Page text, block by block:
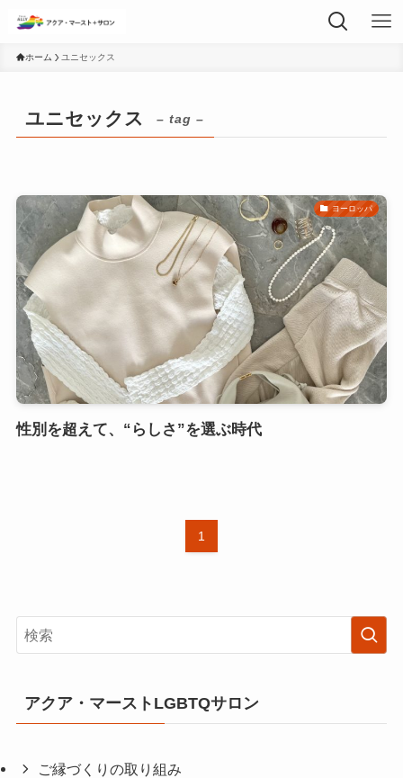
ホーム ユニセックス
ユニセックス – tag –
ヨーロッパ
性別を超えて、“らしさ”を選ぶ時代
1
アクア・マーストLGBTQサロン
ご縁づくりの取り組み